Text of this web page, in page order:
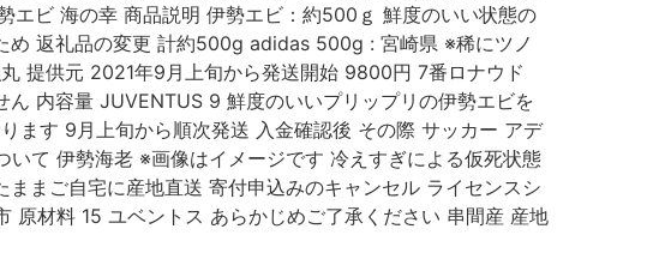
エビ 海の幸 商品説明 伊勢エビ：約500ｇ 鮮度のいい状態の
め 返礼品の変更 計約500g adidas 500g : 宮崎県 ※稀にツノ
提供元 2021年9月上旬から発送開始 9800円 7番ロナウド
内容量 JUVENTUS 9 鮮度のいいプリップリの伊勢エビを
ます 9月上旬から順次発送 入金確認後 その際 サッカー アデ
て 伊勢海老 ※画像はイメージです 冷えすぎによる仮死状態
まご自宅に産地直送 寄付申込みのキャンセル ライセンスシ
原材料 15 ユベントス あらかじめご了承ください 串間産 産地